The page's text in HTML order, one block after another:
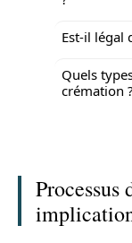
Est-il légal
Quels
crémation ?
Processus